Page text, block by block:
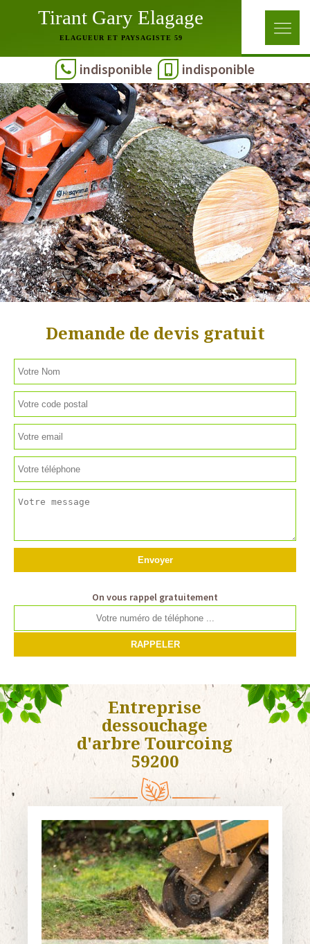
Tirant Gary Elagage
ELAGUEUR ET PAYSAGISTE 59
indisponible indisponible
Demande de devis gratuit
On vous rappel gratuitement
Entreprise
dessouchage
d'arbre Tourcoing
59200